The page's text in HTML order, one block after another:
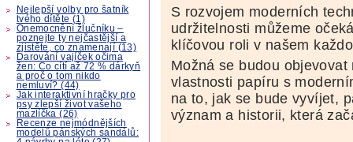
Nejlepší volby pro šatník
tvého dítěte (1)
Onemocnění žlučníku –
poznejte ty nejčastější a
zjistěte, co znamenají (13)
Darování vajíček očima
žen: Co cítí až 72 % dárkyň
a proč o tom nikdo
nemluví? (44)
Jak interaktivní hračky pro
psy zlepší život vašeho
mazlíčka (26)
Recenze nejmódnějších
modelů pánských sandálů:
S rozvojem moderních
udržitelnosti můžeme
klíčovou roli v našem
Možná se budou
vlastnosti papíru s
na to, jak se bude vyvíjet,
význam a historii, která